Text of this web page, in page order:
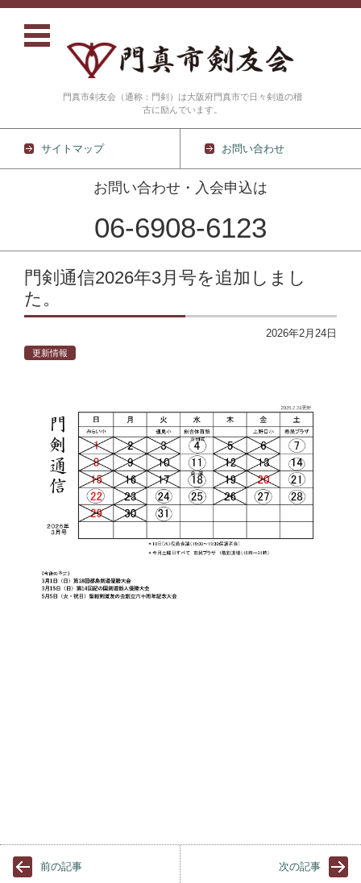
門真市剣友会（通称：門剣）は大阪府門真市で日々剣道の稽
古に励んでいます。
サイトマップ お問い合わせ
お問い合わせ・入会申込は
06-6908-6123
コンテンツに移動
門剣通信2026年3月号を追加しまし
た。
2026年2月24日
更新情報
前の記事 次の記事